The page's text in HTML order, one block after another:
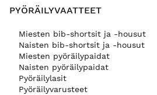
PYÖRÄILYVAATTEET
Miesten bib-shortsit ja -housut
Naisten bib-shortsit ja -housut
Miesten pyöräilypaidat
Naisten pyöräilypaidat
Pyöräilylasit
Pyöräilyvarusteet